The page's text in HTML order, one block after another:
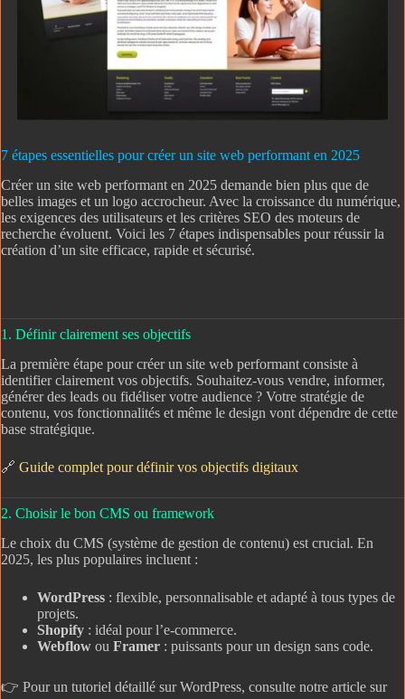
7 étapes essentielles pour créer un site web performant en 2025
Créer un site web performant en 2025 demande bien plus que de
belles images et un logo accrocheur. Avec la croissance du numérique,
les exigences des utilisateurs et les critères SEO des moteurs de
recherche évoluent. Voici les 7 étapes indispensables pour réussir la
création d’un site efficace, rapide et sécurisé.
1. Définir clairement ses objectifs
La première étape pour créer un site web performant consiste à
identifier clairement vos objectifs. Souhaitez-vous vendre, informer,
générer des leads ou fidéliser votre audience ? Votre stratégie de
contenu, vos fonctionnalités et même le design vont dépendre de cette
base stratégique.
🔗 Guide complet pour définir vos objectifs digitaux
2. Choisir le bon CMS ou framework
Le choix du CMS (système de gestion de contenu) est crucial. En
2025, les plus populaires incluent :
WordPress : flexible, personnalisable et adapté à tous types de
projets.
Shopify : idéal pour l’e-commerce.
Webflow ou Framer : puissants pour un design sans code.
👉 Pour un tutoriel détaillé sur WordPress, consulte notre article sur